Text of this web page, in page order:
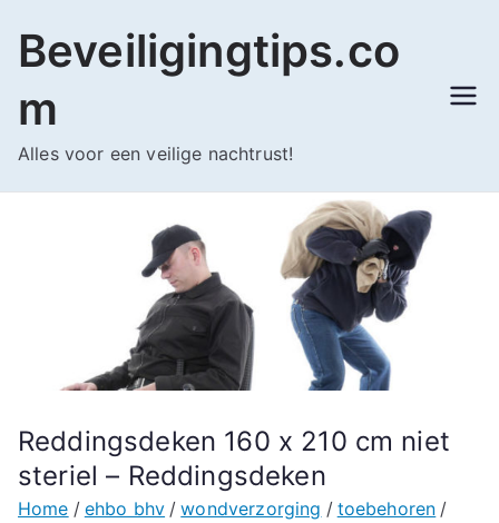
naar
inhoud
Beveiligingtips.co
m
Alles voor een veilige nachtrust!
Reddingsdeken 160 x 210 cm niet
steriel – Reddingsdeken
Home ehbo bhv wondverzorging
toebehoren